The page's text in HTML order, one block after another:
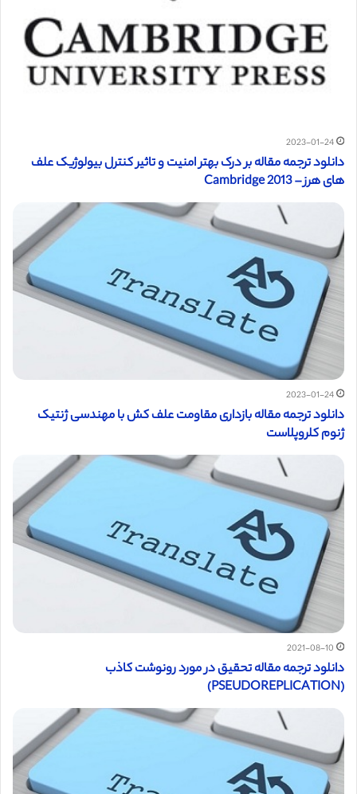
2023-01-24
دانلود ترجمه مقاله بر درک بهتر امنیت و تاثیر کنترل بیولوژیک علف
های هرز – 2013 Cambridge
2023-01-24
دانلود ترجمه مقاله بازداری مقاومت علف کش با مهندسی ژنتيک
ژنوم كلروپلاست
2021-08-10
دانلود ترجمه مقاله تحقیق در مورد رونوشت کاذب
(PSEUDOREPLICATION)